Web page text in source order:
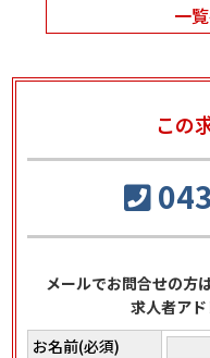
一
この
メールでお問合せの方
求人者アド
お名前(必須)